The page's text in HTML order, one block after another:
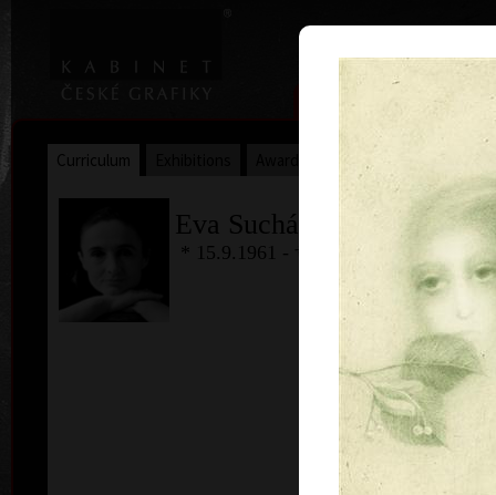
Art Search
Curriculum
Eva Suchánková
* 15.9.1961 - † 30.8. 2003